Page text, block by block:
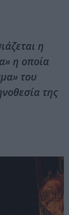
η
η οποία
του
της